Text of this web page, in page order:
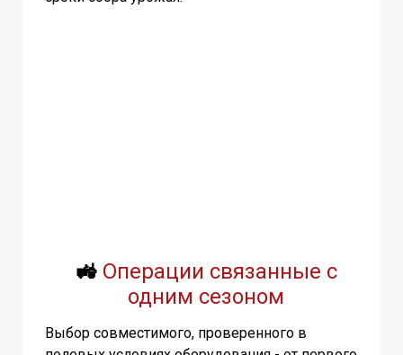
🚜 Операции связанные с
одним сезоном
Выбор совместимого, проверенного в